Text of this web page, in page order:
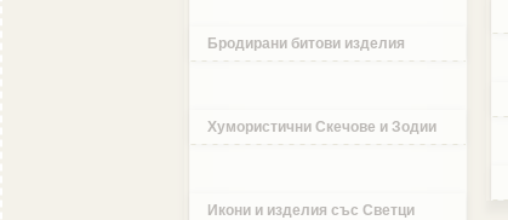
Бродирани битови изделия
Хумористични Скечове и Зодии
Икони и изделия със Светци